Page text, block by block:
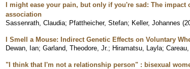
I might ease your pain, but only if you're sad: The
association
Sassenrath, Claudia; Pfattheicher, Stefan; Keller, Johannes (
I Smell a Mouse: Indirect Genetic Effects on Voluntary
Dewan, Ian; Garland, Theodore, Jr. ; Hiramatsu, Layla;
"I think that I'm not a relationship person" : bisexual